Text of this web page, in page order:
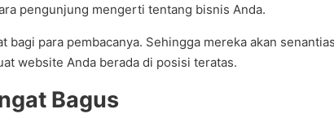
pengunjung mengerti tentang bisnis Anda.
para pembacanya. Sehingga mereka akan
website Anda berada di posisi teratas.
Bagus